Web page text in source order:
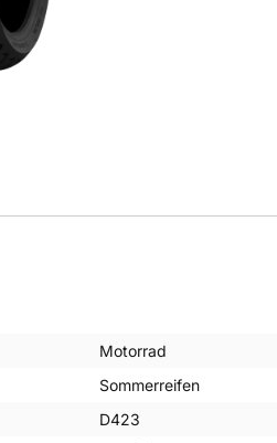
Motorrad
Sommerreifen
D423